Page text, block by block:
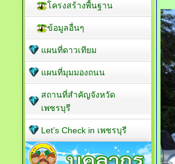
โครงสร้างพื้นฐาน
ข้อมูลอื่นๆ
แผนที่ดาวเทียม
แผนที่มุมมองถนน
สถานที่สำคัญจังหวัด
เพชรบุรี
Let’s Check in เพชรบุรี